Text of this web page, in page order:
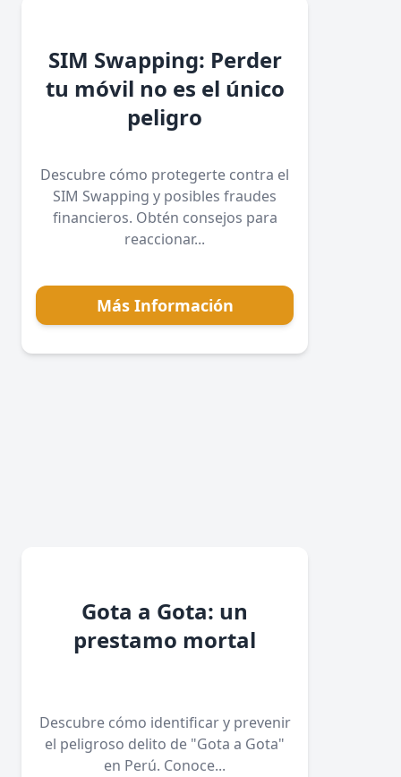
SIM Swapping: Perder
tu móvil no es el único
peligro
Descubre cómo protegerte contra el
SIM Swapping y posibles fraudes
financieros. Obtén consejos para
reaccionar...
Más Información
Gota a Gota: un
prestamo mortal
Descubre cómo identificar y prevenir
el peligroso delito de "Gota a Gota"
en Perú. Conoce...